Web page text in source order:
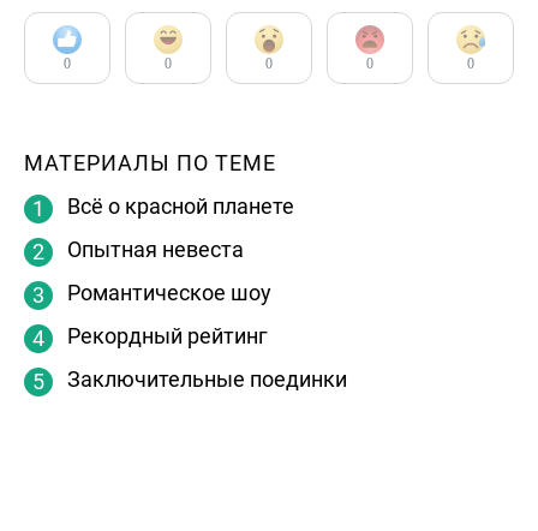
0 0 0 0 0
МАТЕРИАЛЫ ПО ТЕМЕ
Всё о красной планете
Опытная невеста
Романтическое шоу
Рекордный рейтинг
Заключительные поединки